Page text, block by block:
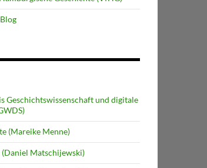
Geschichtswissenschaft und digitale
(Mareike Menne)
(Daniel Matschijewski)